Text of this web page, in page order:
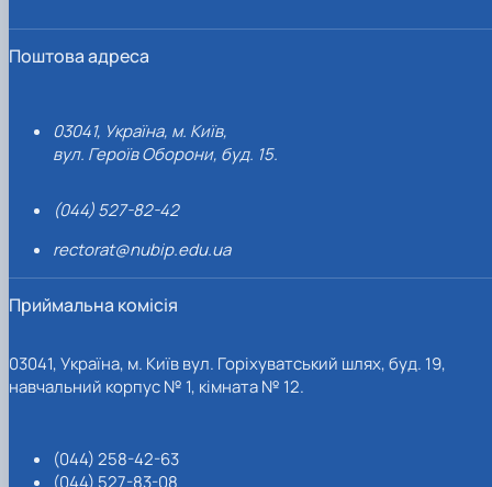
Поштова адреса
03041, Україна, м. Київ,
вул. Героїв Оборони, буд. 15.
(044) 527-82-42
rectorat@nubip.edu.ua
Приймальна комісія
03041, Україна, м. Київ вул. Горіхуватський шлях, буд. 19,
навчальний корпус № 1, кімната № 12.
(044) 258-42-63
(044) 527-83-08